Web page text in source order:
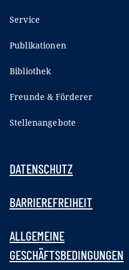
Service
Publikationen
Bibliothek
Freunde & Förderer
Stellenangebote
DATENSCHUTZ
BARRIEREFREIHEIT
ALLGEMEINE
GESCHÄFTSBEDINGUNGEN